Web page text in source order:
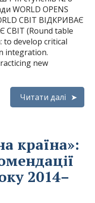
WORLD OPENS
СВІТ ВІДКРИВАЄ
СВІТ (Round table
to develop critical
integration.
new
Читати далі
країна»:
2014–